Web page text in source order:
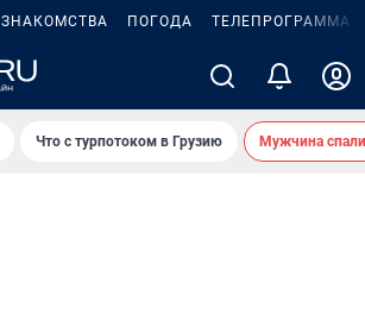
ЗНАКОМСТВА ПОГОДА ТЕЛЕПРОГРАММА
Что с турпотоком в Грузию Мужчина